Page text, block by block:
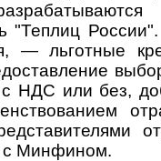
"Теплиц
— льготные
НДС или без,
с Минфином.